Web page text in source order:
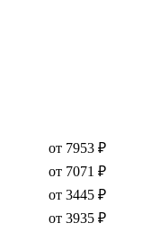
от 7953 ₽
от 7071 ₽
от 3445 ₽
от 3935 ₽